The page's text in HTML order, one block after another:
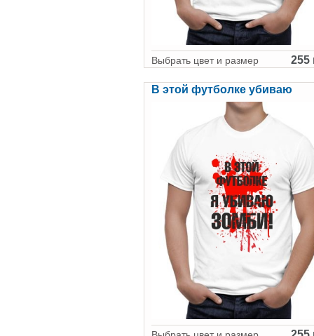
Выбрать цвет и размер 255
В этой футболке убиваю